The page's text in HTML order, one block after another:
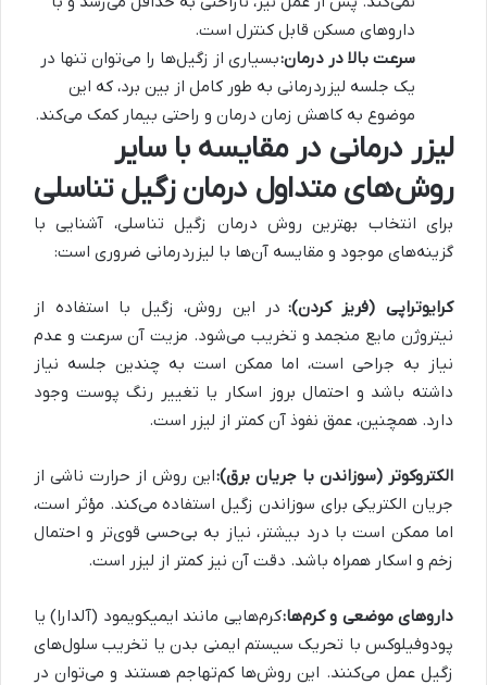
داروهای مسکن قابل کنترل است.
سرعت بالا در درمان:بسیاری از زگیل‌ها را می‌توان تنها در
یک جلسه لیزردرمانی به طور کامل از بین برد، که این
موضوع به کاهش زمان درمان و راحتی بیمار کمک می‌کند.
لیزر درمانی در مقایسه با سایر
روش‌های متداول درمان زگیل تناسلی
برای انتخاب بهترین روش درمان زگیل تناسلی، آشنایی با
گزینه‌های موجود و مقایسه آن‌ها با لیزردرمانی ضروری است:
کرایوتراپی (فریز کردن): در این روش، زگیل با استفاده از
نیتروژن مایع منجمد و تخریب می‌شود. مزیت آن سرعت و عدم
نیاز به جراحی است، اما ممکن است به چندین جلسه نیاز
داشته باشد و احتمال بروز اسکار یا تغییر رنگ پوست وجود
دارد. همچنین، عمق نفوذ آن کمتر از لیزر است.
الکتروکوتر (سوزاندن با جریان برق):این روش از حرارت ناشی از
جریان الکتریکی برای سوزاندن زگیل استفاده می‌کند. مؤثر است،
اما ممکن است با درد بیشتر، نیاز به بی‌حسی قوی‌تر و احتمال
زخم و اسکار همراه باشد. دقت آن نیز کمتر از لیزر است.
داروهای موضعی و کرم‌ها:کرم‌هایی مانند ایمیکویمود (آلدارا) یا
پودوفیلوکس با تحریک سیستم ایمنی بدن یا تخریب سلول‌های
زگیل عمل می‌کنند. این روش‌ها کم‌تهاجم هستند و می‌توان در